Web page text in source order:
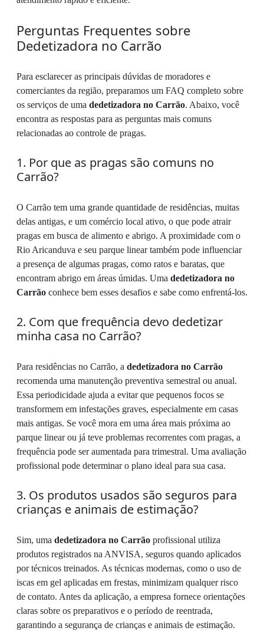
Perguntas Frequentes sobre
Dedetizadora no Carrão
Para esclarecer as principais dúvidas de moradores e
comerciantes da região, preparamos um FAQ completo sobre
os serviços de uma dedetizadora no Carrão. Abaixo, você
encontra as respostas para as perguntas mais comuns
relacionadas ao controle de pragas.
1. Por que as pragas são comuns no
Carrão?
O Carrão tem uma grande quantidade de residências, muitas
delas antigas, e um comércio local ativo, o que pode atrair
pragas em busca de alimento e abrigo. A proximidade com o
Rio Aricanduva e seu parque linear também pode influenciar
a presença de algumas pragas, como ratos e baratas, que
encontram abrigo em áreas úmidas. Uma dedetizadora no
Carrão conhece bem esses desafios e sabe como enfrentá-los.
2. Com que frequência devo dedetizar
minha casa no Carrão?
Para residências no Carrão, a dedetizadora no Carrão
recomenda uma manutenção preventiva semestral ou anual.
Essa periodicidade ajuda a evitar que pequenos focos se
transformem em infestações graves, especialmente em casas
mais antigas. Se você mora em uma área mais próxima ao
parque linear ou já teve problemas recorrentes com pragas, a
frequência pode ser aumentada para trimestral. Uma avaliação
profissional pode determinar o plano ideal para sua casa.
3. Os produtos usados são seguros para
crianças e animais de estimação?
Sim, uma dedetizadora no Carrão profissional utiliza
produtos registrados na ANVISA, seguros quando aplicados
por técnicos treinados. As técnicas modernas, como o uso de
iscas em gel aplicadas em frestas, minimizam qualquer risco
de contato. Antes da aplicação, a empresa fornece orientações
claras sobre os preparativos e o período de reentrada,
garantindo a segurança de crianças e animais de estimação.